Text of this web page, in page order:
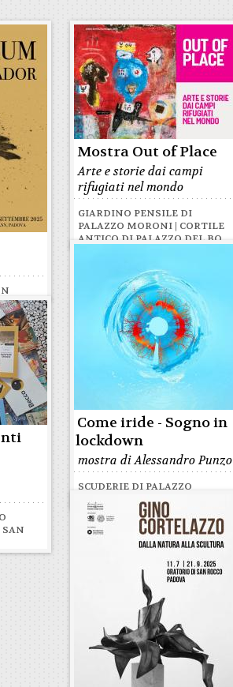
Mostra Out of Place
Arte e storie dai campi
rifugiati nel mondo
GIARDINO PENSILE DI
PALAZZO MORONI | CORTILE
ANTICO DI PALAZZO DEL BO
Come iride - Sogno in
lockdown
mostra di Alessandro Punzo
SCUDERIE DI PALAZZO
MORONI
SAN